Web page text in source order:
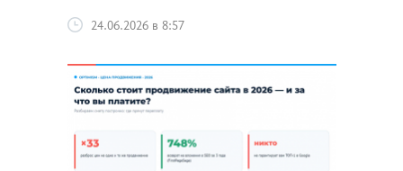
24.06.2026 в 8:57